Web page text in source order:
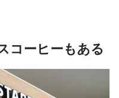
コーヒーもある